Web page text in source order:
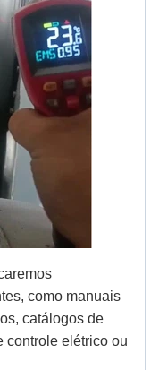
como manuais
catálogos de
controle elétrico ou